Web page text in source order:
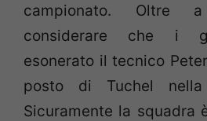
campionato. Oltre
considerare che i
esonerato il tecnico
posto di Tuchel
Sicuramente la squadra